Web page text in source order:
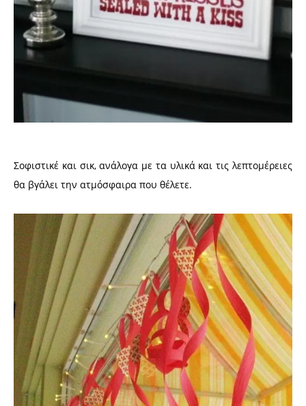
Σοφιστικέ και σικ, ανάλογα με τα υλικά και τις λεπτομέρειες
θα βγάλει την ατμόσφαιρα που θέλετε.